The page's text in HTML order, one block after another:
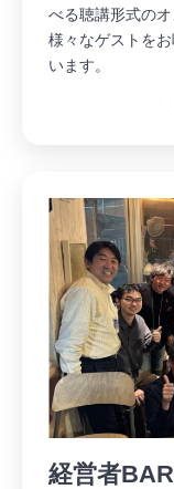
べる聴講形式のオ
様々なゲストを
います。
経営者BAR